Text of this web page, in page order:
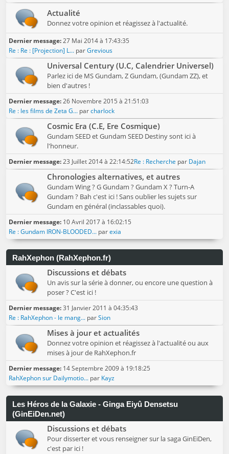
Actualité
Donnez votre opinion et réagissez à l'actualité.
Dernier message:27 Mai 2014 à 17:43:35
Re : Re : [Projection] L... parGrevious
Universal Century (U.C, Calendrier Universel)
Parlez ici de MS Gundam, Z Gundam, (Gundam ZZ), et
bien d'autres !
Dernier message:26 Novembre 2015 à 21:51:03
Re : les films de Zeta G... parcharlock
Cosmic Era (C.E, Ere Cosmique)
Gundam SEED et Gundam SEED Destiny sont ici à
l'honneur.
Dernier message:23 Juillet 2014 à 22:14:52Re : Recherche par Dajan
Chronologies alternatives, et autres
Gundam Wing ? G Gundam ? Gundam X ? Turn-A
Gundam ? Bah c'est ici ! Sans oublier les sujets sur
Gundam en général (inclassables quoi).
Dernier message: 10 Avril 2017 à 16:02:15
Re : Gundam IRON-BLOODED... parexia
RahXephon (RahXephon.fr)
Discussions et débats
Un avis sur la série à donner, ou encore une question à
poser ? C'est ici !
Dernier message:31 Janvier 2011 à 04:35:43
Re : RahXephon - le mang... parSion
Mises à jour et actualités
Donnez votre opinion et réagissez à l'actualité ou aux
mises à jour de RahXephon.fr
Dernier message: 14 Septembre 2009 à 19:18:25
RahXephon sur Dailymotio... par Kayz
Les Héros de la Galaxie - Ginga Eiyû Densetsu
(GinEiDen.net)
Discussions et débats
Pour disserter et vous renseigner sur la saga GinEiDen,
c'est par ici !